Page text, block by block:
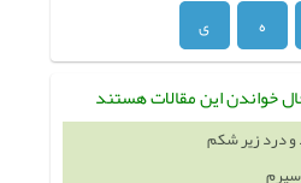
ه ی
خواندن این مقالات هستند